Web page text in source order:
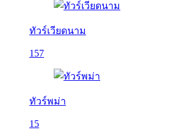
ทัวร์เวียดนาม
157
ทัวร์พม่า
15